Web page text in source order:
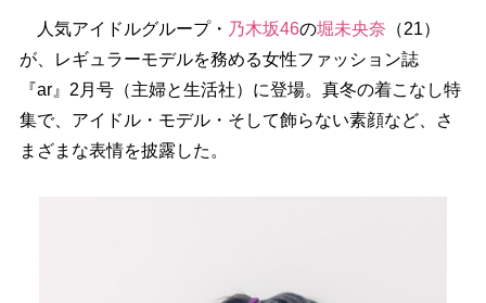
人気アイドルグループ・ 乃木坂46の堀未央奈 （21）
が、レギュラーモデルを務める女性ファッション誌
『ar』2月号（主婦と生活社）に登場。真冬の着こなし特
集で、アイドル・モデル・そして飾らない素顔など、さ
まざまな表情を披露した。